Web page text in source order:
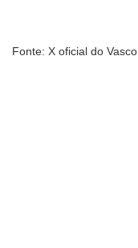
Fonte: X oficial do Vasco